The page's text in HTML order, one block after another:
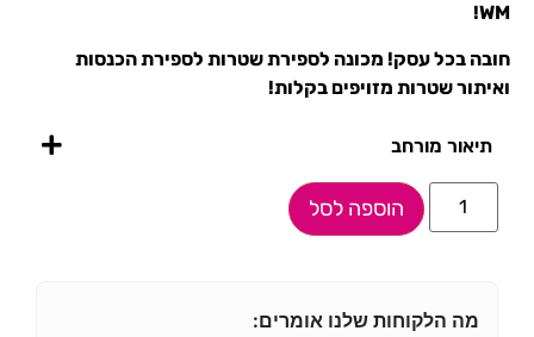
WM!
חובה בכל עסק! מכונה לספירת שטרות לספירת הכנסות
ואיתור שטרות מזויפים בקלות!
תיאור מורחב
הוספה לסל
מה הלקוחות שלנו אומרים: